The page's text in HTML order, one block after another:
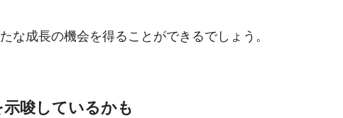
な成長の機会を得ることができるでしょう。
唆しているかも